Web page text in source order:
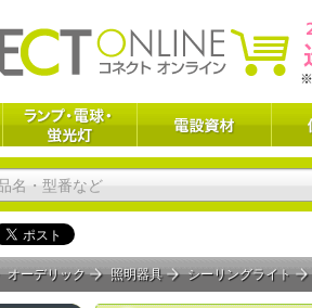
オーデリック 照明器具 シーリングライト